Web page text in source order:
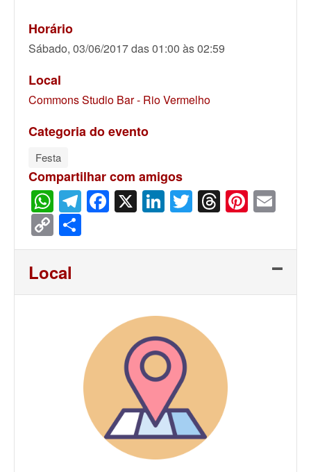
Horário
Sábado, 03/06/2017 das 01:00 às 02:59
Local
Commons Studio Bar - Rio Vermelho
Categoria do evento
Festa
Compartilhar com amigos
WhatsApp
Telegram
Facebook
X LinkedIn
Twitter
Threads
Copy
Link
Local